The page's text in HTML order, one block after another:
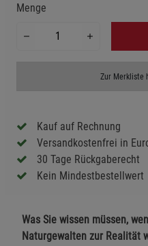
Menge
Zur Merkliste
Kauf auf Rechnung
Versandkostenfrei in
30 Tage Rückgaberecht
Kein Mindestbestellwert
Was Sie wissen müssen,
Naturgewalten zur Realität